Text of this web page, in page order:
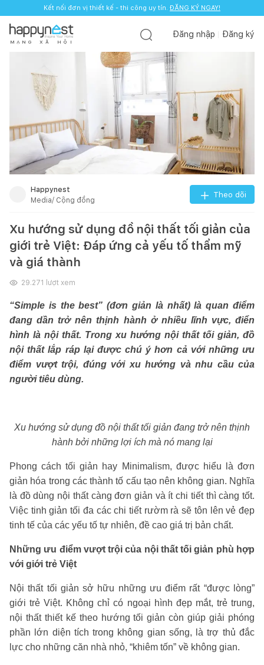
Kết nối đơn vị thiết kế - thi công uy tín. ĐĂNG KÝ NGAY!
M Ạ N G X Ã H Ộ I
Đăng nhập Đăng ký
Happynest
Media/ Cộng đồng
Theo dõi
Xu hướng sử dụng đồ nội thất tối giản của
giới trẻ Việt: Đáp ứng cả yếu tố thẩm mỹ
và giá thành
29.271 lượt xem
“Simple is the best” (đơn giản là nhất) là quan điểm
đang dần trở nên thịnh hành ở nhiều lĩnh vực, điển
hình là nội thất. Trong xu hướng nội thất tối giản, đồ
nội thất lắp ráp lại được chú ý hơn cả với những ưu
điểm vượt trội, đúng với xu hướng và nhu cầu của
người tiêu dùng.
Xu hướng sử dụng đồ nội thất tối giản đang trở nên thịnh
hành bởi những lợi ích mà nó mang lại
Phong cách tối giản hay Minimalism, được hiểu là đơn
giản hóa trong các thành tố cấu tạo nên không gian. Nghĩa
là đồ dùng nội thất càng đơn giản và ít chi tiết thì càng tốt.
Việc tinh giản tối đa các chi tiết rườm rà sẽ tôn lên vẻ đẹp
tinh tế của các yếu tố tự nhiên, đề cao giá trị bản chất.
Những ưu điểm vượt trội của nội thất tối giản phù hợp
với giới trẻ Việt
Nội thất tối giản sở hữu những ưu điểm rất “được lòng”
giới trẻ Việt. Không chỉ có ngoại hình đẹp mắt, trẻ trung,
nội thất thiết kế theo hướng tối giản còn giúp giải phóng
phần lớn diện tích trong không gian sống, là trợ thủ đắc
lực cho những căn nhà nhỏ, “khiêm tốn” về không gian.